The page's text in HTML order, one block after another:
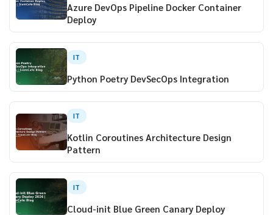
Azure DevOps Pipeline Docker Container
Deploy
IT
Python Poetry DevSecOps Integration
IT
Kotlin Coroutines Architecture Design
Pattern
IT
Cloud-init Blue Green Canary Deploy